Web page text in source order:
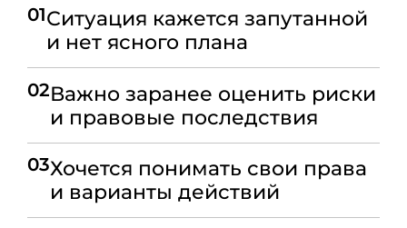
01Ситуация кажется запутанной
и нет ясного плана
02Важно заранее оценить риски
и правовые последствия
03Хочется понимать свои права
и варианты действий